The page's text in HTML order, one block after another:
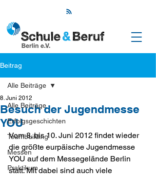
Beitrag
Alle Beiträge
Erfolgsgeschichten
Teambuilding
Messen
Praktikum
Alle Beiträge
Besuch der Jugendmesse
YOU
8. Juni 2012
Vom 8. bis 10. Juni 2012 findet wieder
die größte eurpäische Jugendmesse
YOU auf dem Messegelände Berlin
statt. Mit dabei sind auch viele